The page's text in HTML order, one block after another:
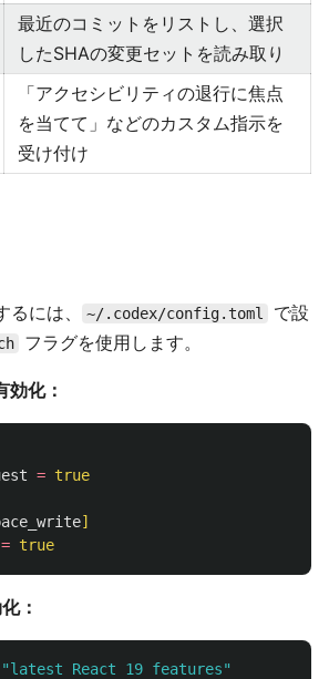
最近のコミットをリストし、選択
したSHAの変更セットを読み取り
「アクセシビリティの退行に焦点
を当てて」などのカスタム指示を
受け付け
には、 ~/.codex/config.toml
で設
フラグを使用します。
効化：
= true
]
= true
：
"latest React 19 features"